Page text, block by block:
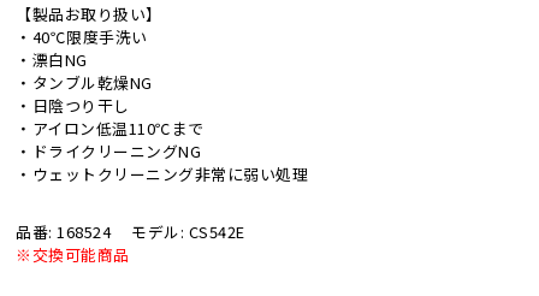
【製品お取り扱い】
・40℃限度手洗い
・漂白NG
・タンブル乾燥NG
・日陰つり干し
・アイロン低温110℃まで
・ドライクリーニングNG
・ウェットクリーニング非常に弱い処理
品番: 168524
モデル: CS542E
※交換可能商品